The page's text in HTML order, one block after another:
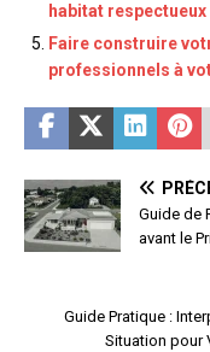
habitat
Faire construire
professionnels à
Guide de
avant le
Guide Pratique :
Situation pour